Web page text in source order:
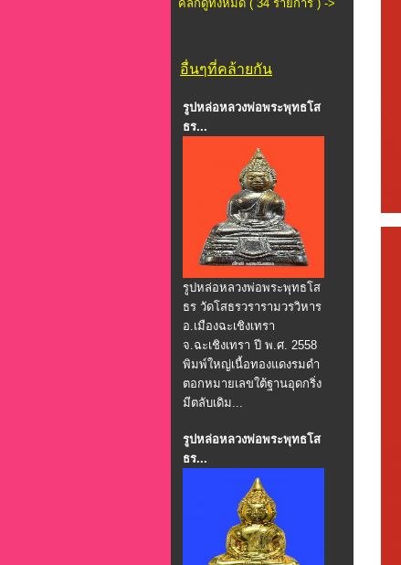
คลิกดูทั้งหมด ( 34 รายการ ) ->
อื่นๆที่คล้ายกัน
รูปหล่อหลวงพ่อพระพุทธโส
ธร...
รูปหล่อหลวงพ่อพระพุทธโส
ธร วัดโสธรวรารามวรวิหาร
อ.เมืองฉะเชิงเทรา
จ.ฉะเชิงเทรา ปี พ.ศ. 2558
พิมพ์ใหญ่เนื้อทองแดงรมดำ
ตอกหมายเลขใต้ฐานอุดกริ่ง
มีตลับเดิม...
รูปหล่อหลวงพ่อพระพุทธโส
ธร...